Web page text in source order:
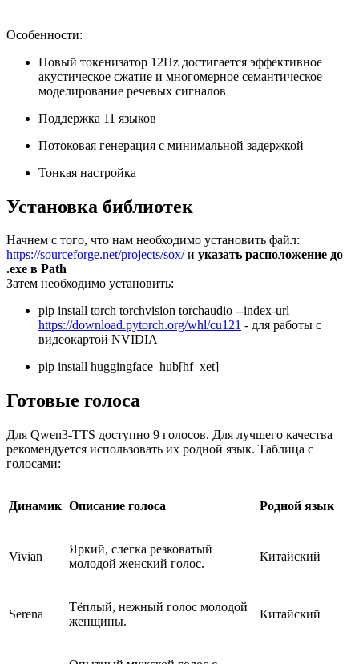
Особенности:
Новый токенизатор 12Hz достигается эффективное
акустическое сжатие и многомерное семантическое
моделирование речевых сигналов
Поддержка 11 языков
Потоковая генерация с минимальной задержкой
Тонкая настройка
Установка библиотек
Начнем с того, что нам необходимо установить файл:
https://sourceforge.net/projects/sox/и указать расположение до
.exe в Path
Затем необходимо установить:
pip install torch torchvision torchaudio --index-url
https://download.pytorch.org/whl/cu121 - для работы с
видеокартой NVIDIA
pip install huggingface_hub[hf_xet]
Готовые голоса
Для Qwen3-TTS доступно 9 голосов. Для лучшего качества
рекомендуется использовать их родной язык. Таблица с
голосами:
Динамик Описание голоса Родной язык
Vivian
Яркий, слегка резковатый
молодой женский голос.
Китайский
Serena
Тёплый, нежный голос молодой
женщины.
Китайский